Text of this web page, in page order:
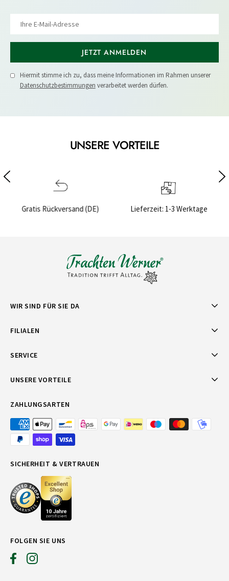
JETZT ANMELDEN
Hiermit stimme ich zu, dass meine Informationen im Rahmen unserer
Datenschutzbestimmungen verarbeitet werden dürfen.
UNSERE VORTEILE
Lieferzeit: 1-3 Werktage Sichere Bezahlung
WIR SIND FÜR SIE DA
FILIALEN
SERVICE
UNSERE VORTEILE
ZAHLUNGSARTEN
FOLGEN SIE UNS
SICHERHEIT & VERTRAUEN